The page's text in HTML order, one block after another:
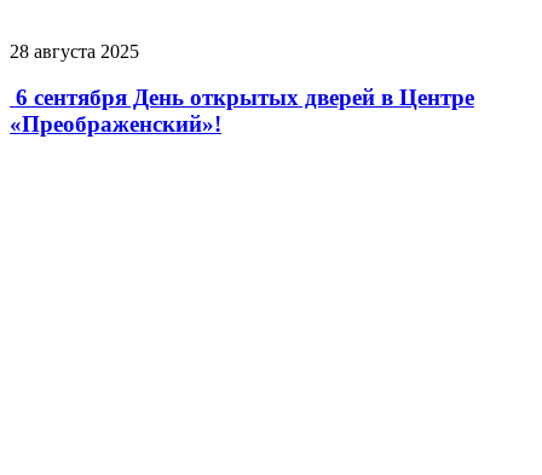
28 августа 2025
6 сентября День открытых дверей в Центре
«Преображенский»!